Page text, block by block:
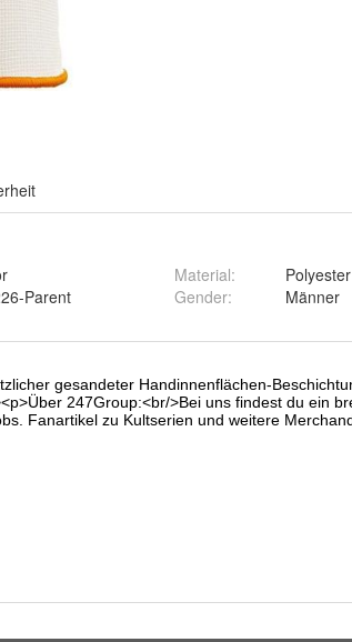
Parent
Material:
Polyester
Gender: Männer